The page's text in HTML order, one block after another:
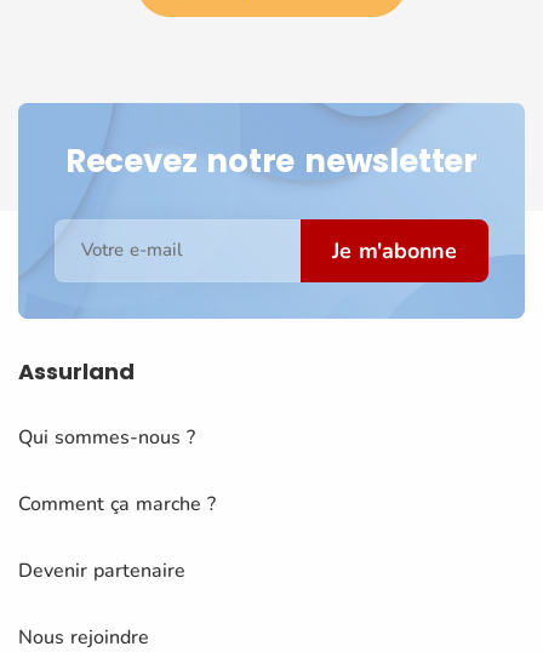
Recevez notre newsletter
Votre e-mail Je m'abonne
Assurland
Qui sommes-nous ?
Comment ça marche ?
Devenir partenaire
Nous rejoindre